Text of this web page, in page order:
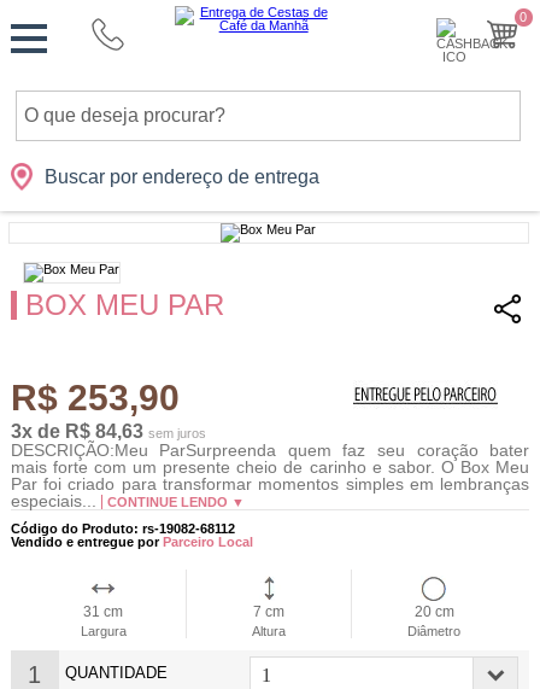
0
Buscar por endereço de entrega
Cidades Presentes Datas Shopping
Monte
sua
Cesta
BOX MEU PAR
R$ 253,90
3x de R$ 84,63 sem juros
DESCRIÇÃO:Meu ParSurpreenda quem faz seu coração bater
mais forte com um presente cheio de carinho e sabor. O Box Meu
Par foi criado para transformar momentos simples em lembranças
especiais...
CONTINUE LENDO ▼
Código do Produto: rs-19082-68112
Vendido e entregue porParceiro Local
31 cm
Largura
7 cm
Altura
20 cm
Diâmetro
1 QUANTIDADE